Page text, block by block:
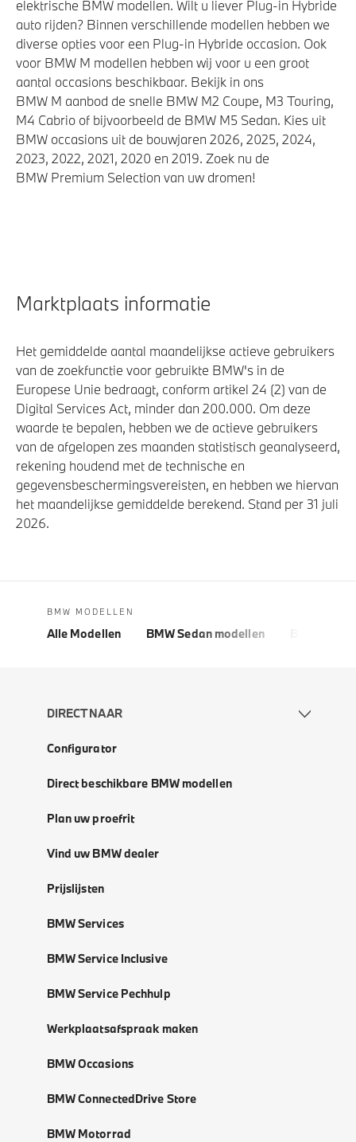
elektrische BMW modellen. Wilt u liever Plug-in Hybride
auto rijden? Binnen verschillende modellen hebben we
diverse opties voor een Plug-in Hybride occasion. Ook
voor BMW M modellen hebben wij voor u een groot
aantal occasions beschikbaar. Bekijk in ons
BMW M aanbod de snelle BMW M2 Coupe, M3 Touring,
M4 Cabrio of bijvoorbeeld de BMW M5 Sedan. Kies uit
BMW occasions uit de bouwjaren 2026, 2025, 2024,
2023, 2022, 2021, 2020 en 2019. Zoek nu de
BMW Premium Selection van uw dromen!
Marktplaats informatie
Het gemiddelde aantal maandelijkse actieve gebruikers
van de zoekfunctie voor gebruikte BMW's in de
Europese Unie bedraagt, conform artikel 24 (2) van de
Digital Services Act, minder dan 200.000. Om deze
waarde te bepalen, hebben we de actieve gebruikers
van de afgelopen zes maanden statistisch geanalyseerd,
rekening houdend met de technische en
gegevensbeschermingsvereisten, en hebben we hiervan
het maandelijkse gemiddelde berekend. Stand per 31 juli
2026.
BMW MODELLEN
Alle Modellen BMW Sedan modellen
DIRECT NAAR
Configurator
Direct beschikbare BMW modellen
Plan uw proefrit
Vind uw BMW dealer
Prijslijsten
BMW Services
BMW Service Inclusive
BMW Service Pechhulp
Werkplaatsafspraak maken
BMW Occasions
BMW ConnectedDrive Store
BMW Motorrad